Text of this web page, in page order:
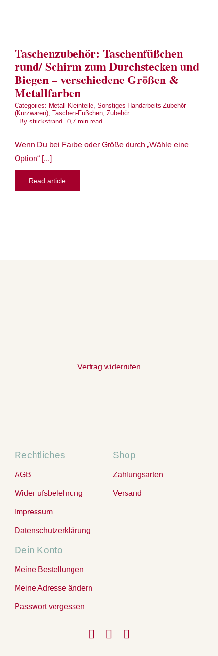
Taschenzubehör: Taschenfüßchen
rund/ Schirm zum Durchstecken und
Biegen – verschiedene Größen &
Metallfarben
Categories: Metall-Kleinteile, Sonstiges Handarbeits-Zubehör
(Kurzwaren), Taschen-Füßchen, Zubehör
By strickstrand 0,7 min read
Wenn Du bei Farbe oder Größe durch „Wähle eine
Option“ [...]
Read article
Vertrag widerrufen
Rechtliches
AGB
Widerrufsbelehrung
Impressum
Datenschutzerklärung
Shop
Zahlungsarten
Versand
Dein Konto
Meine Bestellungen
Meine Adresse ändern
Passwort vergessen